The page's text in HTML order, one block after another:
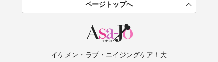
ページトップへ
イケメン・ラブ・エイジングケア！大